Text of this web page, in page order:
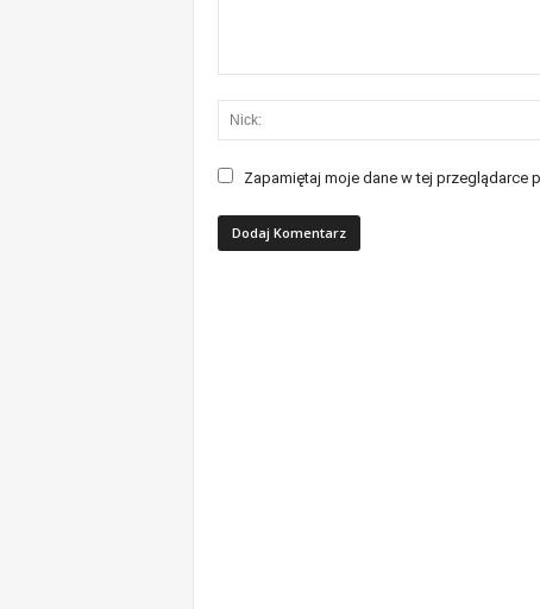
Zapamiętaj moje dane w tej przeglądarce